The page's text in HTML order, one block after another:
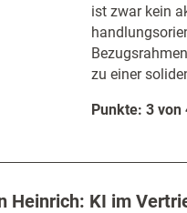
ist zwar kein
zu einer
Punkte: 3 von
Heinrich: KI im